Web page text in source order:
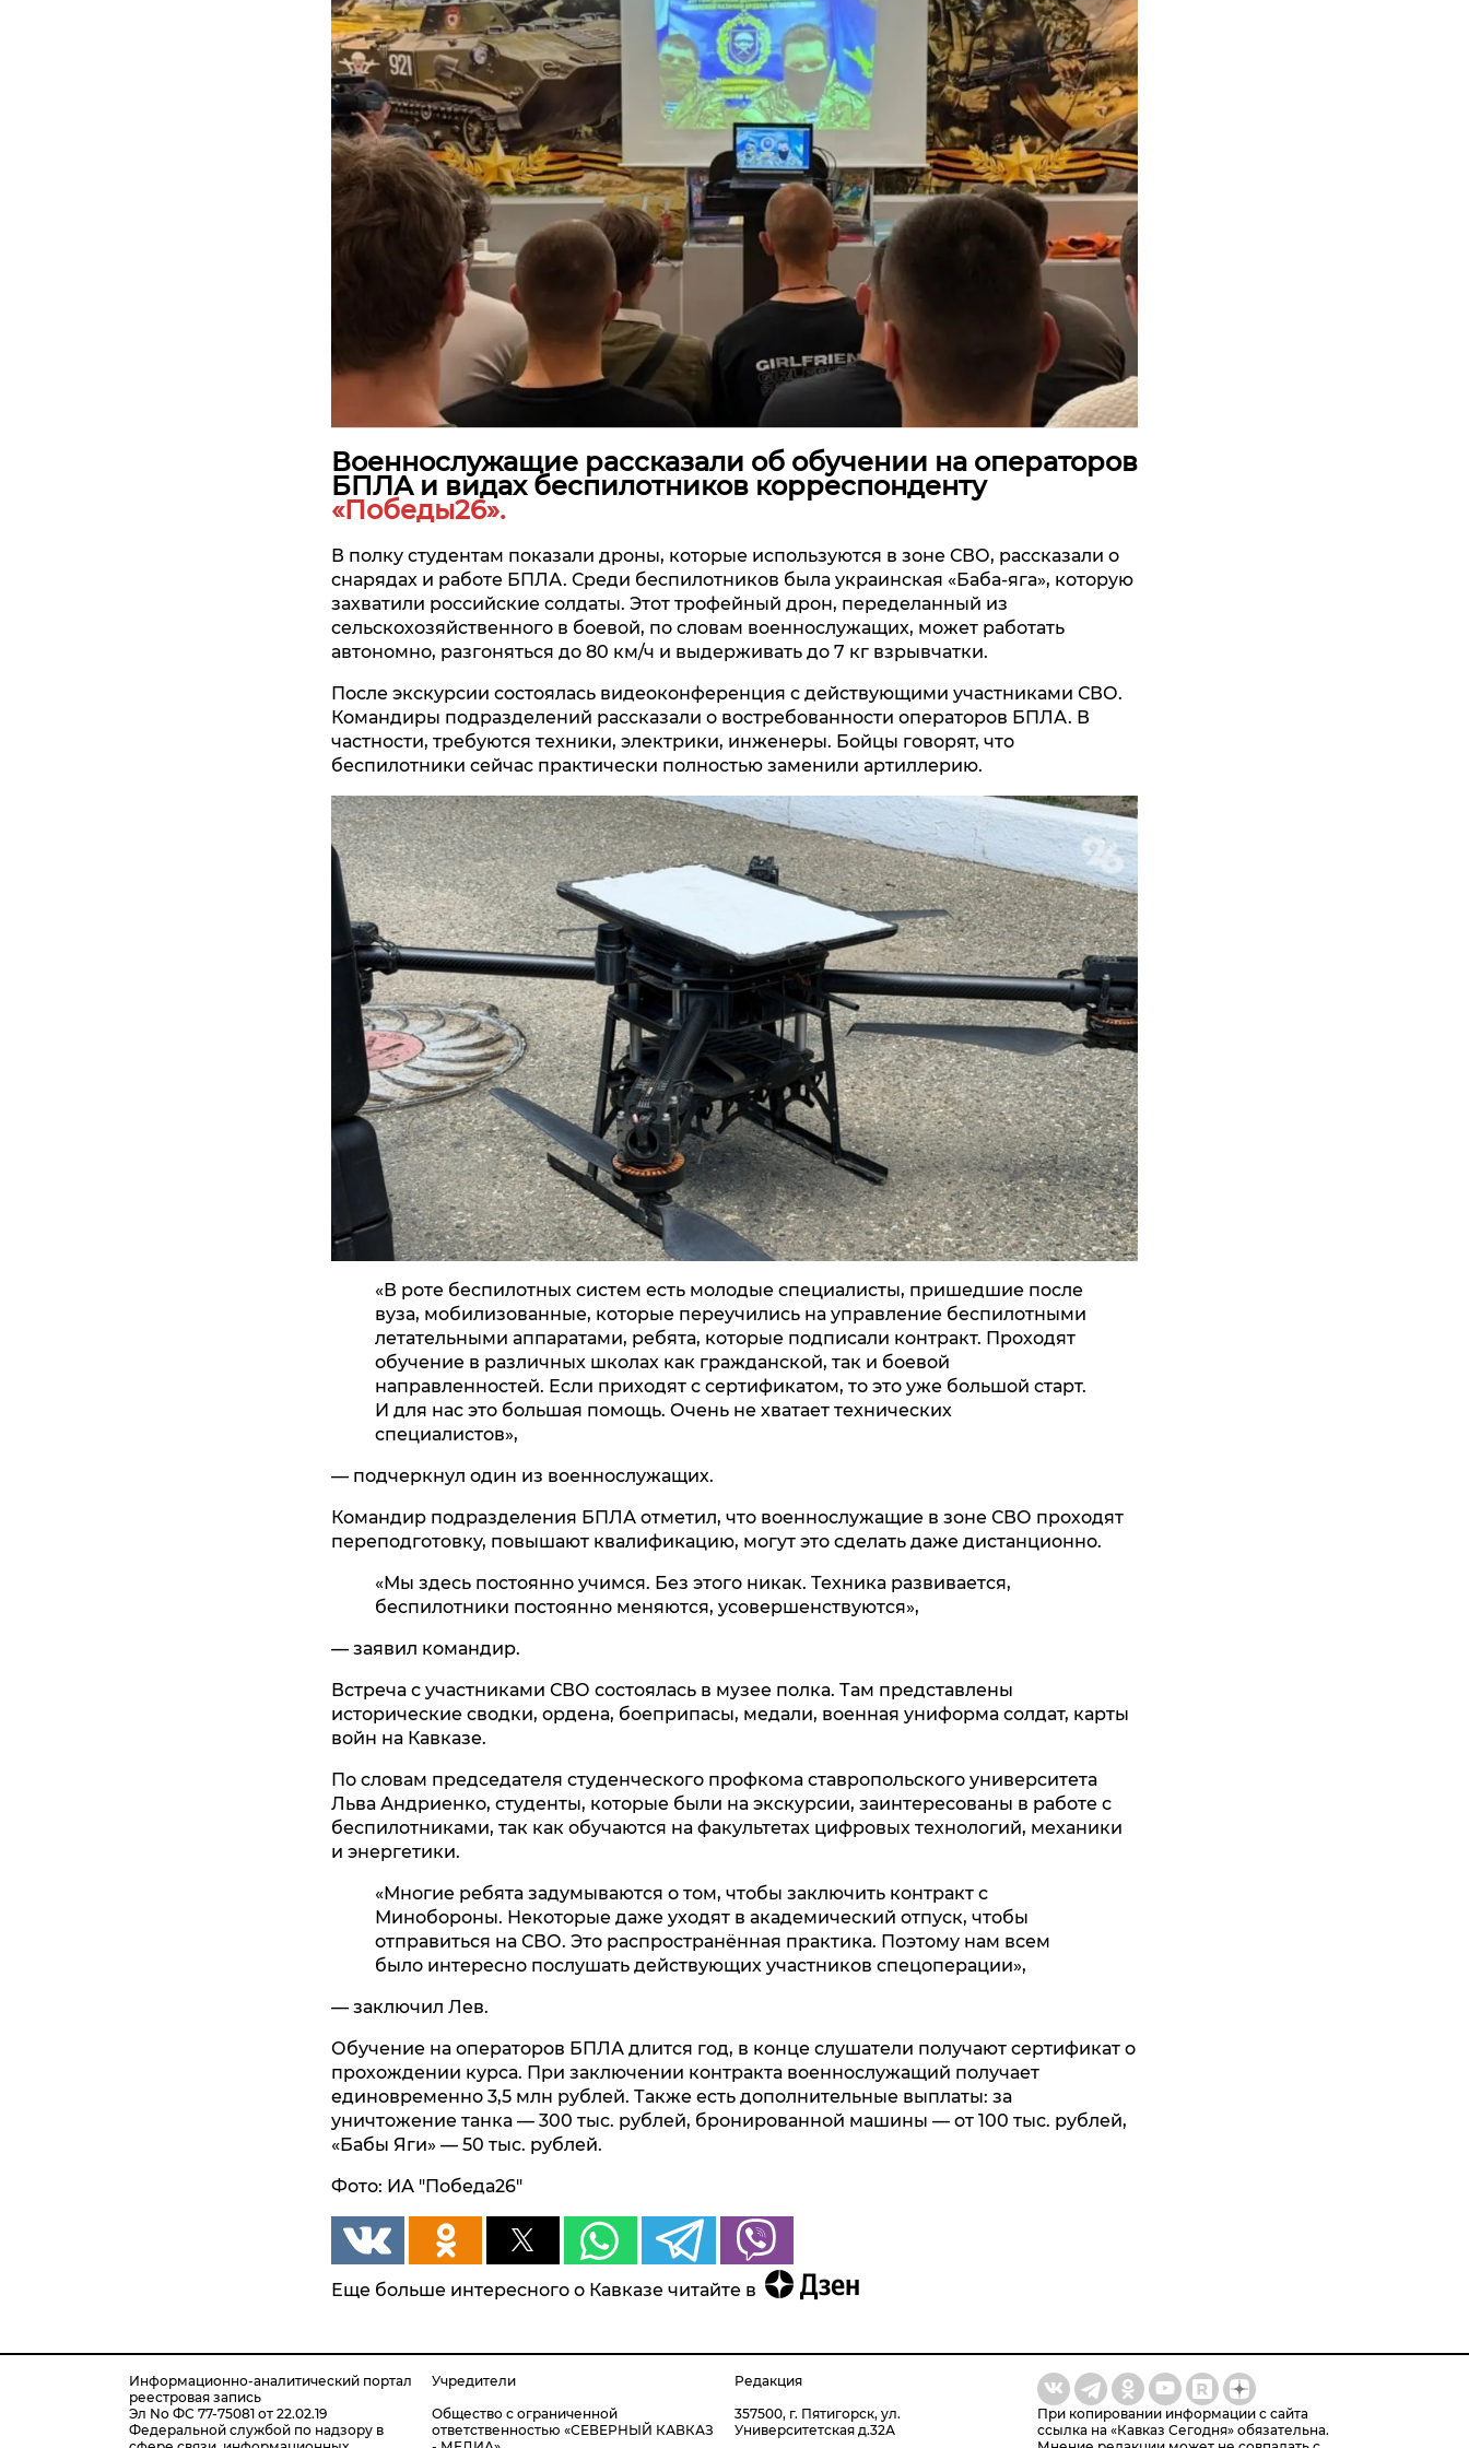
Военнослужащие рассказали об обучении на операторов
БПЛА и видах беспилотников корреспонденту
«Победы26».
В полку студентам показали дроны, которые используются в зоне СВО, рассказали о
снарядах и работе БПЛА. Среди беспилотников была украинская «Баба-яга», которую
захватили российские солдаты. Этот трофейный дрон, переделанный из
сельскохозяйственного в боевой, по словам военнослужащих, может работать
автономно, разгоняться до 80 км/ч и выдерживать до 7 кг взрывчатки.
После экскурсии состоялась видеоконференция с действующими участниками СВО.
Командиры подразделений рассказали о востребованности операторов БПЛА. В
частности, требуются техники, электрики, инженеры. Бойцы говорят, что
беспилотники сейчас практически полностью заменили артиллерию.
«В роте беспилотных систем есть молодые специалисты, пришедшие после
вуза, мобилизованные, которые переучились на управление беспилотными
летательными аппаратами, ребята, которые подписали контракт. Проходят
обучение в различных школах как гражданской, так и боевой
направленностей. Если приходят с сертификатом, то это уже большой старт.
И для нас это большая помощь. Очень не хватает технических
специалистов»,
— подчеркнул один из военнослужащих.
Командир подразделения БПЛА отметил, что военнослужащие в зоне СВО проходят
переподготовку, повышают квалификацию, могут это сделать даже дистанционно.
«Мы здесь постоянно учимся. Без этого никак. Техника развивается,
беспилотники постоянно меняются, усовершенствуются»,
— заявил командир.
Встреча с участниками СВО состоялась в музее полка. Там представлены
исторические сводки, ордена, боеприпасы, медали, военная униформа солдат, карты
войн на Кавказе.
По словам председателя студенческого профкома ставропольского университета
Льва Андриенко, студенты, которые были на экскурсии, заинтересованы в работе с
беспилотниками, так как обучаются на факультетах цифровых технологий, механики
и энергетики.
«Многие ребята задумываются о том, чтобы заключить контракт с
Минобороны. Некоторые даже уходят в академический отпуск, чтобы
отправиться на СВО. Это распространённая практика. Поэтому нам всем
было интересно послушать действующих участников спецоперации»,
— заключил Лев.
Обучение на операторов БПЛА длится год, в конце слушатели получают сертификат о
прохождении курса. При заключении контракта военнослужащий получает
единовременно 3,5 млн рублей. Также есть дополнительные выплаты: за
уничтожение танка — 300 тыс. рублей, бронированной машины — от 100 тыс. рублей,
«Бабы Яги» — 50 тыс. рублей.
Фото: ИА "Победа26"
Еще больше интересного о Кавказе читайте в
Информационно-аналитический портал
реестровая запись
Эл No ФС 77-75081 от 22.02.19
Федеральной службой по надзору в
Учредители
Общество с ограниченной
ответственностью «СЕВЕРНЫЙ КАВКАЗ
Редакция
357500, г. Пятигорск, ул.
Университетская д.32А
При копировании информации с сайта
ссылка на «Кавказ Сегодня» обязательна.